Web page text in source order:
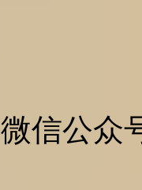
微信公众